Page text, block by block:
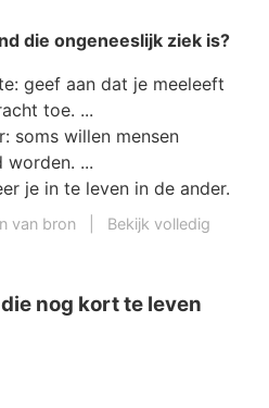
die ongeneeslijk ziek is?
geef aan dat je meeleeft
toe. ...
soms willen mensen
...
je in te leven in de ander.
van bron
Bekijk volledig
nog kort te leven